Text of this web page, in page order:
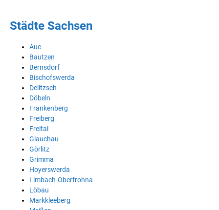
Städte Sachsen
Aue
Bautzen
Bernsdorf
Bischofswerda
Delitzsch
Döbeln
Frankenberg
Freiberg
Freital
Glauchau
Görlitz
Grimma
Hoyerswerda
Limbach-Oberfrohna
Löbau
Markkleeberg